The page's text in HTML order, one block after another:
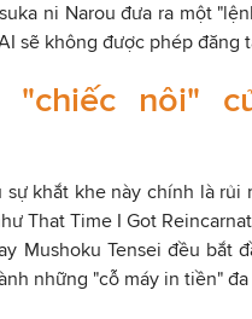
ni Narou đưa ra một
sẽ không được phép đăng
"chiếc nôi"
sự khắt khe này chính là
That Time I Got
Mushoku Tensei đều bắt
những "cỗ máy in tiền"